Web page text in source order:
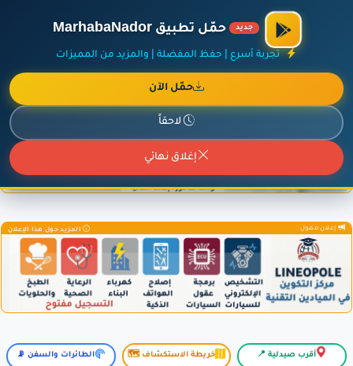
أضف نشاطك مجاناً
جديد حمّل تطبيق MarhabaNador
تجربة أسرع | حفظ المفضلة | والمزيد من المميزات
حمّل الآن
لاحقاً
إغلاق نهائي
إعلان ممول المزيد حول هذا الإعلان
إعلان ممول المزيد حول هذا الإعلان
أقرب صيدلية 📍 خريطة الاستكشاف 🗺️ الطائرات والسفن 📡